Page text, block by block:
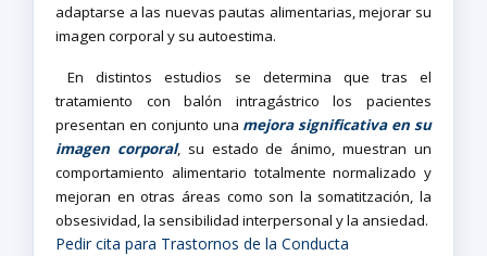
adaptarse a las nuevas pautas alimentarias, mejorar su
imagen corporal y su autoestima.
En distintos estudios se determina que tras el
tratamiento con balón intragástrico los pacientes
presentan en conjunto una mejora significativa en su
imagen corporal, su estado de ánimo, muestran un
comportamiento alimentario totalmente normalizado y
mejoran en otras áreas como son la somatitzación, la
obsesividad, la sensibilidad interpersonal y la ansiedad.
Pedir cita para Trastornos de la Conducta